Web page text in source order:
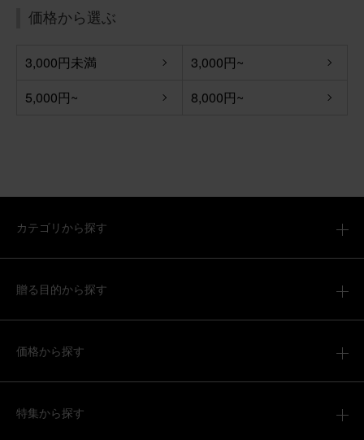
価格から選ぶ
3,000円未満
3,000円~
5,000円~
8,000円~
カテゴリから探す
贈る目的から探す
価格から探す
特集から探す